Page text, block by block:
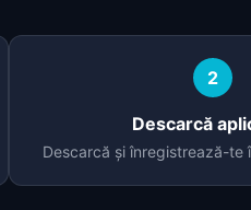
2
Descarcă
Descarcă și înregistrează-te